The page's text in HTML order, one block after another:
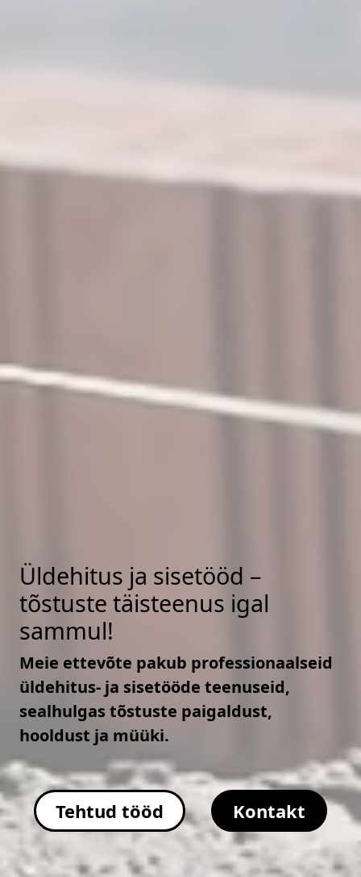
Üldehitus ja sisetööd –
tõstuste täisteenus igal
sammul!
Meie ettevõte pakub professionaalseid
üldehitus- ja sisetööde teenuseid,
sealhulgas tõstuste paigaldust,
hooldust ja müüki.
Tehtud tööd Kontakt